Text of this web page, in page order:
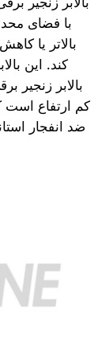
با فضای
بالاتر یا
کند. این
بالابر زنجیر
کم ارتفاع است